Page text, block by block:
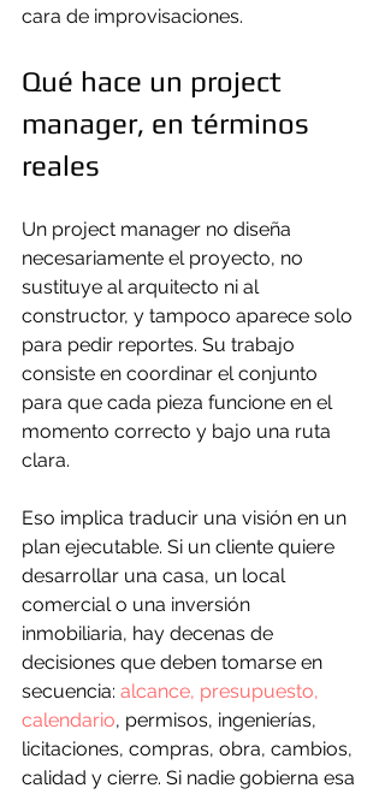
cara de improvisaciones.
Qué hace un project
manager, en términos
reales
Un project manager no diseña
necesariamente el proyecto, no
sustituye al arquitecto ni al
constructor, y tampoco aparece solo
para pedir reportes. Su trabajo
consiste en coordinar el conjunto
para que cada pieza funcione en el
momento correcto y bajo una ruta
clara.
Eso implica traducir una visión en un
plan ejecutable. Si un cliente quiere
desarrollar una casa, un local
comercial o una inversión
inmobiliaria, hay decenas de
decisiones que deben tomarse en
secuencia: alcance, presupuesto,
calendario, permisos, ingenierías,
licitaciones, compras, obra, cambios,
calidad y cierre. Si nadie gobierna esa